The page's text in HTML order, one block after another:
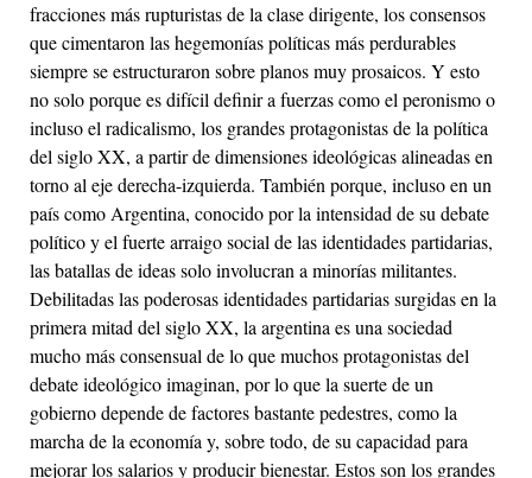
fracciones más rupturistas de la clase dirigente, los consensos
que cimentaron las hegemonías políticas más perdurables
siempre se estructuraron sobre planos muy prosaicos. Y esto
no solo porque es difícil definir a fuerzas como el peronismo o
incluso el radicalismo, los grandes protagonistas de la política
del siglo XX, a partir de dimensiones ideológicas alineadas en
torno al eje derecha-izquierda. También porque, incluso en un
país como Argentina, conocido por la intensidad de su debate
político y el fuerte arraigo social de las identidades partidarias,
las batallas de ideas solo involucran a minorías militantes.
Debilitadas las poderosas identidades partidarias surgidas en la
primera mitad del siglo XX, la argentina es una sociedad
mucho más consensual de lo que muchos protagonistas del
debate ideológico imaginan, por lo que la suerte de un
gobierno depende de factores bastante pedestres, como la
marcha de la economía y, sobre todo, de su capacidad para
mejorar los salarios y producir bienestar. Estos son los grandes